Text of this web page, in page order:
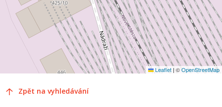
Leaflet | ©OpenStreetMap
Zpět na vyhledávání